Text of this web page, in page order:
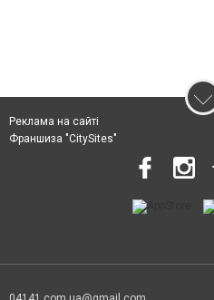
Реклама на сайті
Франшиза "CitySites"